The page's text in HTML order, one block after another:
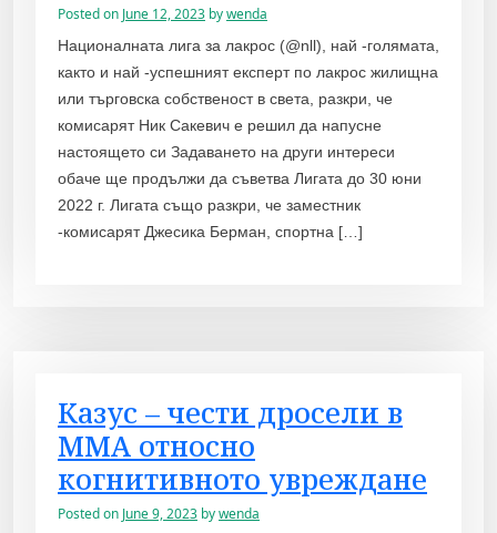
Posted on June 12, 2023 bywenda
Националната лига за лакрос (@nll), най -голямата,
както и най -успешният експерт по лакрос жилищна
или търговска собственост в света, разкри, че
комисарят Ник Сакевич е решил да напусне
настоящето си Задаването на други интереси
обаче ще продължи да съветва Лигата до 30 юни
2022 г. Лигата също разкри, че заместник
-комисарят Джесика Берман, спортна […]
Казус – чести дросели в
ММА относно
когнитивното увреждане
Posted on June 9, 2023 bywenda